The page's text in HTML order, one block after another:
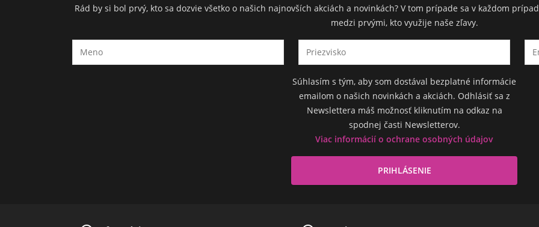
Rád by si bol prvý, kto sa dozvie všetko o našich najnovších akciách a novinkách? V tom prípade sa v každom
medzi prvými, kto využije naše zľavy.
Súhlasím s tým, aby som dostával bezplatné informácie
emailom o našich novinkách a akciách. Odhlásiť sa z
Newslettera máš možnosť kliknutím na odkaz na
spodnej časti Newsletterov.
Viac informácií o ochrane osobných údajov